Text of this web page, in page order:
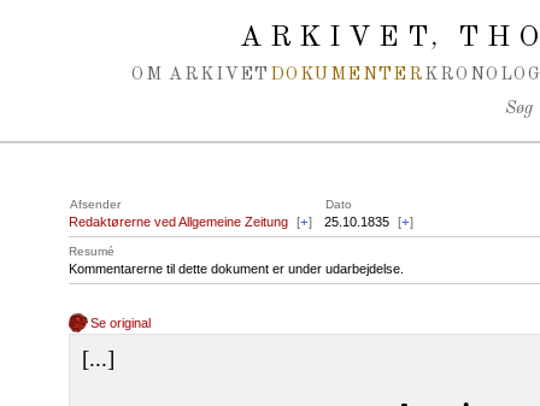
ARKIVET,
OM ARKIVET DOKUMENTER
Søg
Afsender Dato
Redaktørerne ved Allgemeine Zeitung [+] 25.10.1835 [+]
Resumé
Kommentarerne til dette dokument er under udarbejdelse.
Se original
[...]